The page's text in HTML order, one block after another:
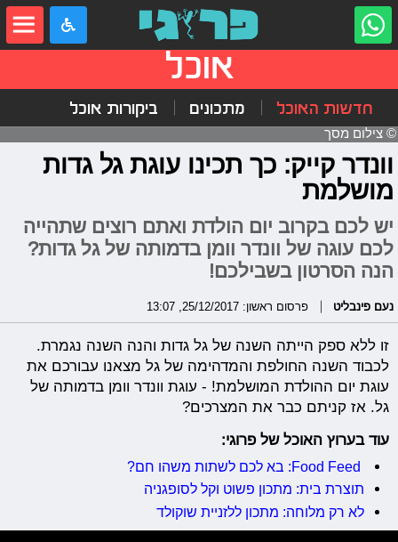
אוכל
חדשות האוכל מתכונים ביקורות אוכל
© צילום מסך
וונדר קייק: כך תכינו עוגת גל גדות
מושלמת
יש לכם בקרוב יום הולדת ואתם רוצים שתהייה
לכם עוגה של וונדר וומן בדמותה של גל גדות?
הנה הסרטון בשבילכם!
נעם פינבליט פרסום ראשון: 25/12/2017, 13:07
זו ללא ספק הייתה השנה של גל גדות והנה השנה נגמרת.
לכבוד השנה החולפת והמדהימה של גל מצאנו עבורכם את
עוגת יום ההולדת המושלמת! - עוגת וונדר וומן בדמותה של
גל. אז קניתם כבר את המצרכים?
עוד בערוץ האוכל של פרוגי:
Food Feed: בא לכם לשתות משהו חם?
תוצרת בית: מתכון פשוט וקל לסופגניה
לא רק מלוחה: מתכון ללזניית שוקולד